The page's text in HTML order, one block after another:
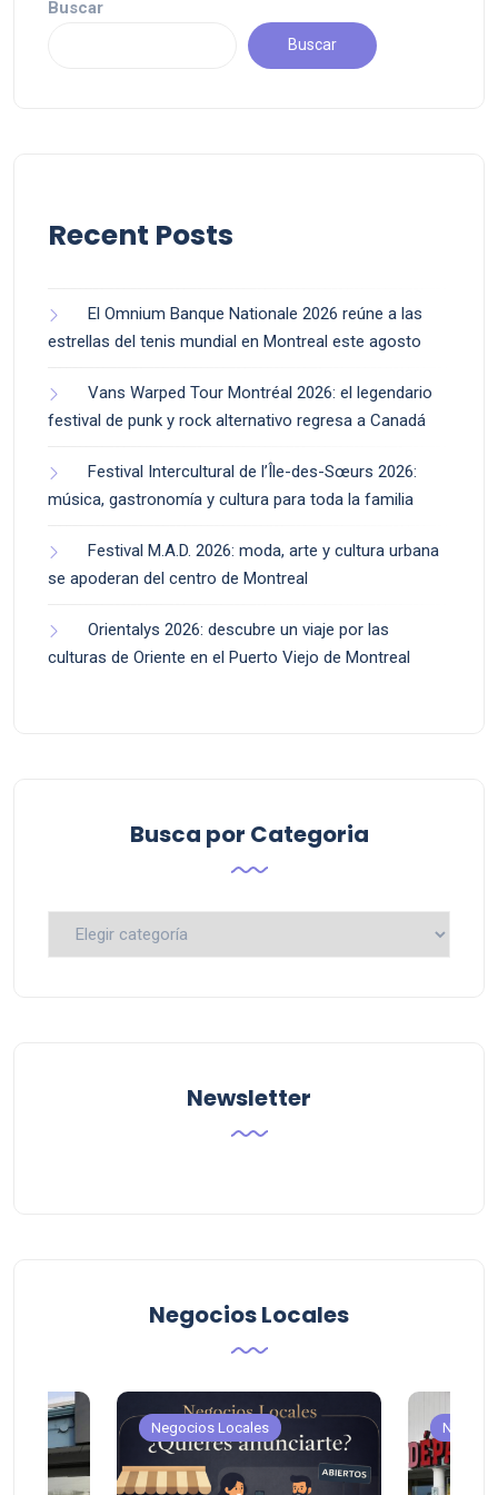
Buscar
Buscar
Recent Posts
El Omnium Banque Nationale 2026 reúne a las
estrellas del tenis mundial en Montreal este agosto
Vans Warped Tour Montréal 2026: el legendario
festival de punk y rock alternativo regresa a Canadá
Festival Intercultural de l’Île-des-Sœurs 2026:
música, gastronomía y cultura para toda la familia
Festival M.A.D. 2026: moda, arte y cultura urbana
se apoderan del centro de Montreal
Orientalys 2026: descubre un viaje por las
culturas de Oriente en el Puerto Viejo de Montreal
Busca por Categoria
Busca
Newsletter
Negocios Locales
Negocios Locales